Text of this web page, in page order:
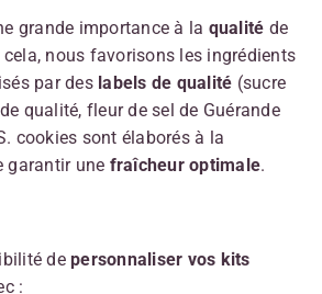
grande importance à la qualité de
nous favorisons les ingrédients
par deslabels de qualité (sucre
qualité, fleur de sel de Guérande
cookies sont élaborés à la
garantir une fraîcheur optimale.
de personnaliser vos kits
: